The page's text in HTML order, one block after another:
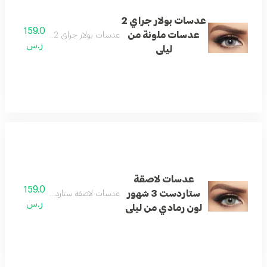
عدسات بولار جراي 2
عدسات ملونة من
ليلى
عدسات بولار جراي 2 عدسات ملونة من ليلى
159.0
ر.س
عدسات لاصقة
ستاردست 3 شهور
لون رمادي من ليلى
عدسات لاصقة ستاردست 3 شهور لون رمادي من ليلى159.0
ر.س